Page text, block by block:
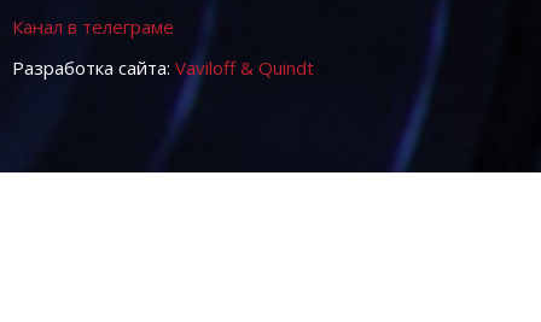
Канал в телеграме
Разработка сайта: Vaviloff & Quindt